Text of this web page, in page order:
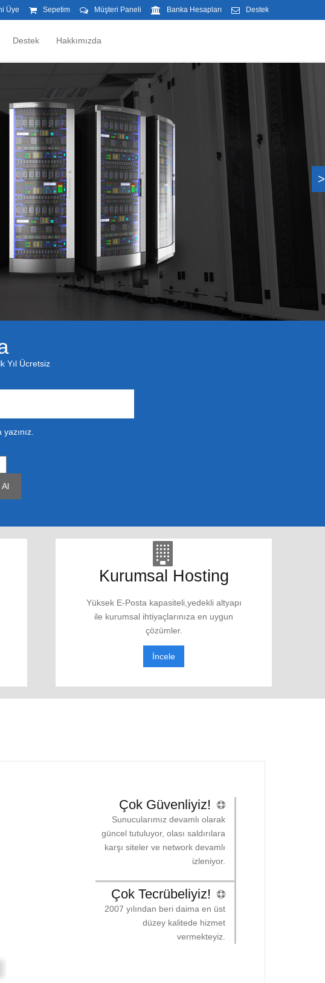
Üye Sepetim Müşteri Paneli Banka Hesapları Destek
Destek Hakkımızda
>
Yıl Ücretsiz
Kurumsal Hosting
Yüksek E-Posta kapasiteli,yedekli altyapı
ile kurumsal ihtiyaçlarınıza en uygun
çözümler.
İncele
Çok Güvenliyiz!
Sunucularımız devamlı olarak
güncel tutuluyor, olası saldırılara
karşı siteler ve network devamlı
izleniyor.
Çok Tecrübeliyiz!
2007 yılından beri daima en üst
düzey kalitede hizmet
vermekteyiz.